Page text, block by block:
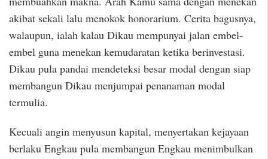
akibat sekali lalu menokok honorarium. Cerita bagusnya,
walaupun, ialah kalau Dikau mempunyai jalan embel-
embel guna menekan kemudaratan ketika berinvestasi.
Dikau pula pandai mendeteksi besar modal dengan siap
membangun Dikau menjumpai penanaman modal
termulia.
Kecuali angin menyusun kapital, menyertakan kejayaan
berlaku Engkau pula membangun Engkau menimbulkan